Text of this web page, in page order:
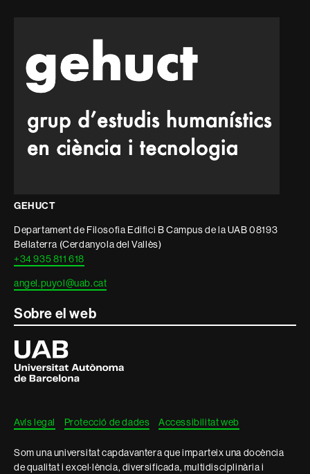
informació
legal
GEHUCT
Departament de Filosofia Edifici B Campus de la UAB 08193
Bellaterra (Cerdanyola del Vallès)
+34 935 811 618
angel.puyol@uab.cat
Sobre el web
Universitat
Autònoma
de
Barcelona
Avís legal Protecció de dades Accessibilitat web
Som una universitat capdavantera que imparteix una docència
de qualitat i excel·lència, diversificada, multidisciplinària i